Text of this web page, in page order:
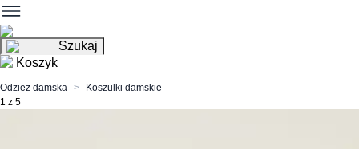
Szukaj
Koszyk
Odzież damska
Koszulki damskie
1 z 5